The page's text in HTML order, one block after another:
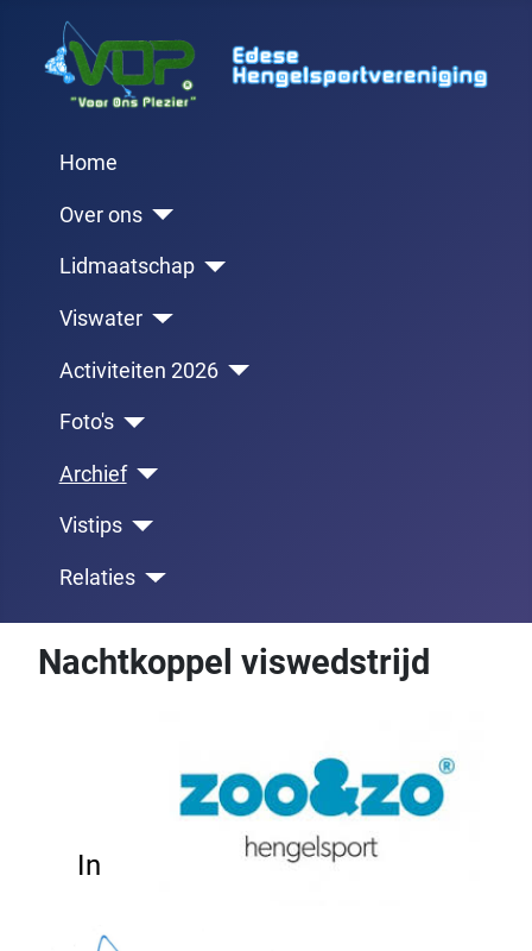
Home
Over ons
Lidmaatschap
Viswater
Activiteiten 2026
Foto's
Archief
Vistips
Relaties
Nachtkoppel viswedstrijd
In